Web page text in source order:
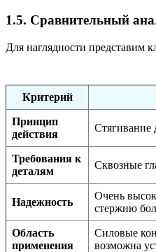
1.5. Сравнительный
Для наглядности представим
Критерий
Принцип
действия
Стягивание
Требования к
деталям
Сквозные
Надежность
Очень
стержню
Область
применения
Силовые
возможна